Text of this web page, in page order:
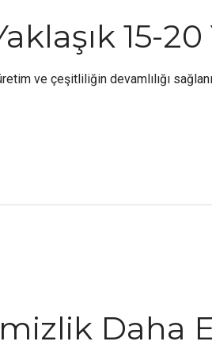
15-20
ve çeşitliliğin devamlılığı
Daha